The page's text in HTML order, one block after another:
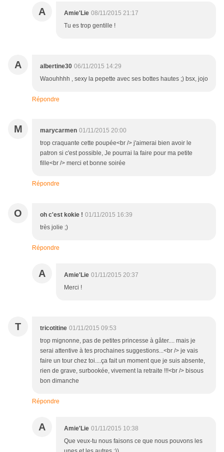
A Amie'Lie 08/11/2015 21:17
Tu es trop gentille !
A albertine30 06/11/2015 14:29
Waouhhhh , sexy la pepette avec ses bottes hautes ;) bsx, jojo
Répondre
M marycarmen 01/11/2015 20:00
trop craquante cette poupée<br /> j'aimerai bien avoir le
patron si c'est possible, Je pourrai la faire pour ma petite
fille<br /> merci et bonne soirée
Répondre
O oh c'est kokie ! 01/11/2015 16:39
très jolie ;)
Répondre
A Amie'Lie 01/11/2015 20:37
Merci !
T tricotitine 01/11/2015 09:53
trop mignonne, pas de petites princesse à gâter.... mais je
serai attentive à tes prochaines suggestions...<br /> je vais
faire un tour chez toi....ça fait un moment que je suis absente,
rien de grave, surbookée, vivement la retraite !!!<br /> bisous
bon dimanche
Répondre
A Amie'Lie 01/11/2015 10:38
Que veux-tu nous faisons ce que nous pouvons les